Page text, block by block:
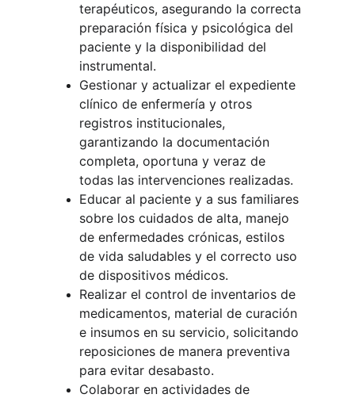
terapéuticos, asegurando la correcta
preparación física y psicológica del
paciente y la disponibilidad del
instrumental.
Gestionar y actualizar el expediente
clínico de enfermería y otros
registros institucionales,
garantizando la documentación
completa, oportuna y veraz de
todas las intervenciones realizadas.
Educar al paciente y a sus familiares
sobre los cuidados de alta, manejo
de enfermedades crónicas, estilos
de vida saludables y el correcto uso
de dispositivos médicos.
Realizar el control de inventarios de
medicamentos, material de curación
e insumos en su servicio, solicitando
reposiciones de manera preventiva
para evitar desabasto.
Colaborar en actividades de